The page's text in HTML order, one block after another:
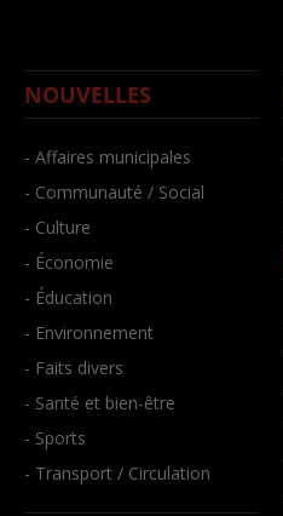
NOUVELLES
- Affaires municipales
- Communauté / Social
- Culture
- Économie
- Éducation
- Environnement
- Faits divers
- Santé et bien-être
- Sports
- Transport / Circulation